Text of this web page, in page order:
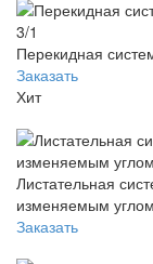
Перекидная
Заказать
Хит
Листательная
изменяемым
Заказать